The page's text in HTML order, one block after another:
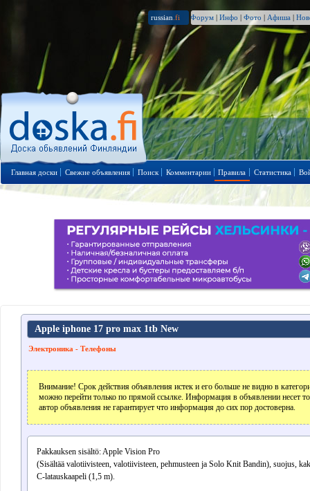
russian .fi Форум | Инфо | Фото | Афиша |
Главная доски Свежие объявления Поиск Комментарии Правила Статистика
Apple iphone 17 pro max 1tb New
Электроника - Телефоны
Внимание! Срок действия объявления истек и его больше не видно в
можно перейти только по прямой ссылке. Информация в объявлении несет
автор объявления не гарантирует что информация до сих пор достоверна.
Pakkauksen sisältö: Apple Vision Pro
(Sisältää valotiivisteen, valotiivisteen, pehmusteen ja Solo Knit Bandin), suojus,
C-latauskaapeli (1,5 m).